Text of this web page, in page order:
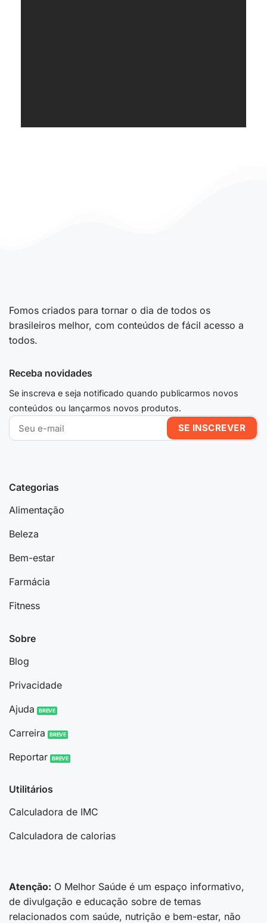
Fomos criados para tornar o dia de todos os
brasileiros melhor, com conteúdos de fácil acesso a
todos.
Categorias
Alimentação
Beleza
Bem-estar
Farmácia
Fitness
Sobre
Blog
Privacidade
Ajuda
Carreira
Reportar
Utilitários
Calculadora de IMC
Calculadora de calorias
Receba novidades
Se inscreva e seja notificado quando publicarmos novos
conteúdos ou lançarmos novos produtos.
Atenção: O Melhor Saúde é um espaço informativo,
de divulgação e educação sobre de temas
relacionados com saúde, nutrição e bem-estar, não